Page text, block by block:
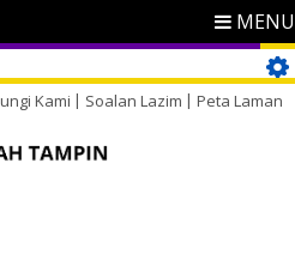
MENU
Kami Soalan Lazim Peta Laman